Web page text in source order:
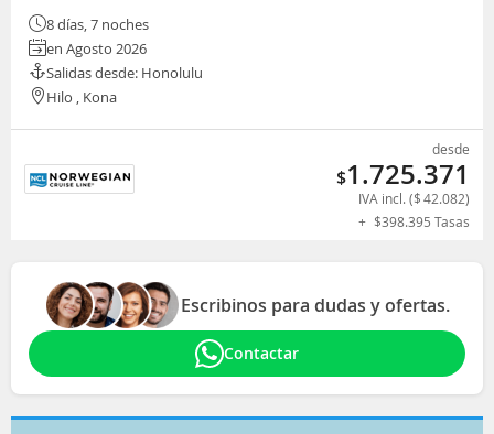
8 días, 7 noches
en Agosto 2026
Salidas desde: Honolulu
Hilo , Kona
desde
$1.725.371
IVA incl. ($42.082)
+ $398.395 Tasas
Escribinos para dudas y ofertas.
Contactar